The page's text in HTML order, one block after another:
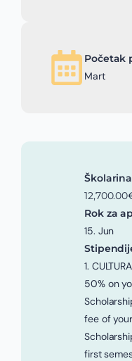
Početak
Mart
Rok za
15. Jun
1.
50% on
fee of
first